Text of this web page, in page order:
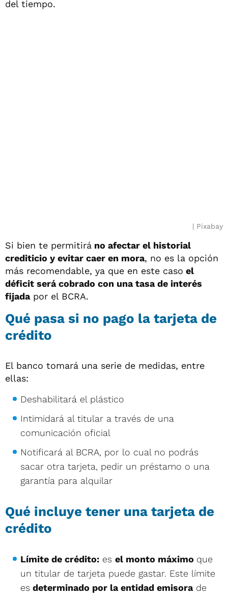
del tiempo.
Pixabay
Si bien te permitirá no afectar el historial
crediticio y evitar caer en mora, no es la opción
más recomendable, ya que en este caso el
déficit será cobrado con una tasa de interés
fijadapor el BCRA.
Qué pasa si no pago la tarjeta de
crédito
El banco tomará una serie de medidas, entre
ellas:
Deshabilitará el plástico
Intimidará al titular a través de una
comunicación oficial
Notificará al BCRA, por lo cual no podrás
sacar otra tarjeta, pedir un préstamo o una
garantía para alquilar
Qué incluye tener una tarjeta de
crédito
Límite de crédito: es el monto máximo que
un titular de tarjeta puede gastar. Este límite
es determinado por la entidad emisorade